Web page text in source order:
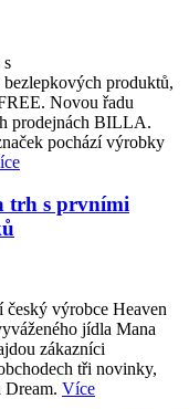
s
produktů,
Novou řadu
prodejnách BILLA.
pochází výrobky
trh s prvními
výrobce Heaven
jídla Mana
zákazníci
tři novinky,
Více